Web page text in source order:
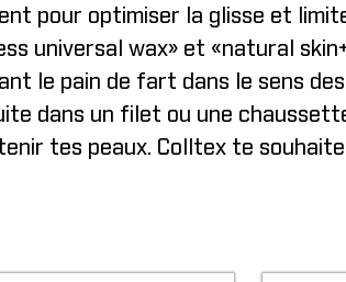
pour optimiser la glisse et
universal wax» et «natural
le pain de fart dans le sens
dans un filet ou une
tes peaux. Colltex te